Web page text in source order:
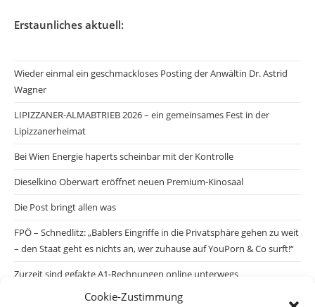
Cookie-Zustimmung
Erstaunliches aktuell:
Wieder einmal ein geschmackloses Posting der Anwältin Dr. Astrid
Wagner
LIPIZZANER-ALMABTRIEB 2026 – ein gemeinsames Fest in der
Lipizzanerheimat
Bei Wien Energie haperts scheinbar mit der Kontrolle
Dieselkino Oberwart eröffnet neuen Premium-Kinosaal
Die Post bringt allen was
FPÖ – Schnedlitz: „Bablers Eingriffe in die Privatsphäre gehen zu weit
– den Staat geht es nichts an, wer zuhause auf YouPorn & Co surft!“
Zurzeit sind gefakte A1-Rechnungen online unterwegs
Salzburgs Juden und ihre Sicherheit: „Erst nach einem Anschlag wäre